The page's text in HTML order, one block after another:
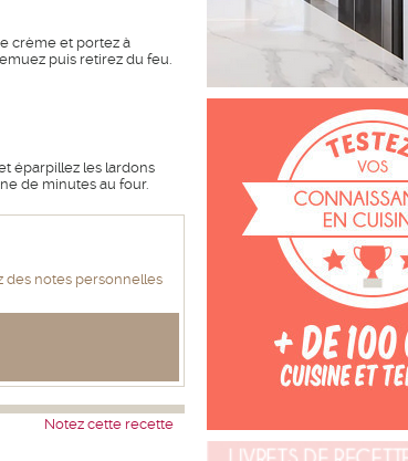
crème et portez à
puis retirez du feu.
éparpillez les lardons
de minutes au four.
notes personnelles
Notez cette recette